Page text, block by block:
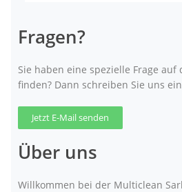
Fragen?
Sie haben eine spezielle Frage auf
finden? Dann schreiben Sie uns
Jetzt E-Mail senden
Über uns
Willkommen bei der Multiclean